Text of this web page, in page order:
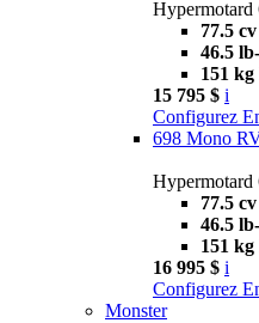
Hypermotard
77.5 cv
46.5
151 kg
15 795 $ i
Configurez
698 Mono
77.5 cv
46.5
151 kg
16 995 $ i
Configurez
Monster